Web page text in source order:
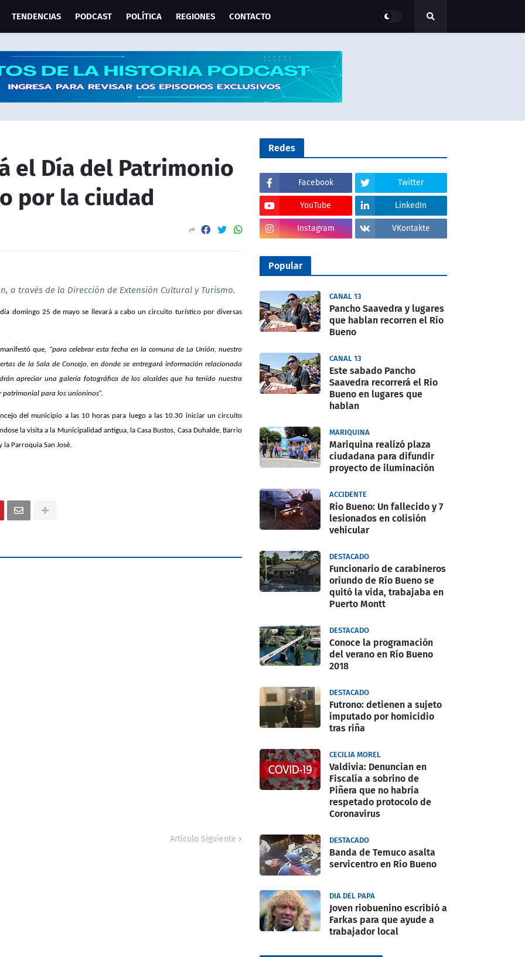
TENDENCIAS PODCAST POLÍTICA REGIONES CONTACTO
el Día del Patrimonio
por la ciudad
a través de la Dirección de Extensión Cultural y Turismo.
domingo 25 de mayo se llevará a cabo un circuito turístico por diversas
que, “para celebrar esta fecha en la comuna de La Unión, nuestro
de la Sala de Concejo, en donde se entregará información relacionada
apreciar una galería fotográfica de los alcaldes que ha tenido nuestra
patrimonial para los unioninos”.
del municipio a las 10 horas para luego a las 10.30 iniciar un circuito
la visita a la Municipalidad antigua, la Casa Bustos, Casa Duhalde, Barrio
Parroquia San José.
Artículo Siguiente
Redes
Facebook Twitter
YouTube LinkedIn
Instagram VKontakte
Popular
CANAL 13
Pancho Saavedra y lugares
que hablan recorren el Río
Bueno
CANAL 13
Este sabado Pancho
Saavedra recorrerá el Rio
Bueno en lugares que
hablan
MARIQUINA
Mariquina realizó plaza
ciudadana para difundir
proyecto de iluminación
ACCIDENTE
Rio Bueno: Un fallecido y 7
lesionados en colisión
vehicular
DESTACADO
Funcionario de carabineros
oriundo de Río Bueno se
quitó la vida, trabajaba en
Puerto Montt
DESTACADO
Conoce la programación
del verano en Río Bueno
2018
DESTACADO
Futrono: detienen a sujeto
imputado por homicidio
tras riña
CECILIA MOREL
Valdivia: Denuncian en
Fiscalía a sobrino de
Piñera que no habría
respetado protocolo de
Coronavirus
DESTACADO
Banda de Temuco asalta
servicentro en Río Bueno
DIA DEL PAPA
Joven riobuenino escribió a
Farkas para que ayude a
trabajador local